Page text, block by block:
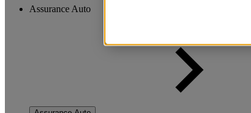
Assurance Auto